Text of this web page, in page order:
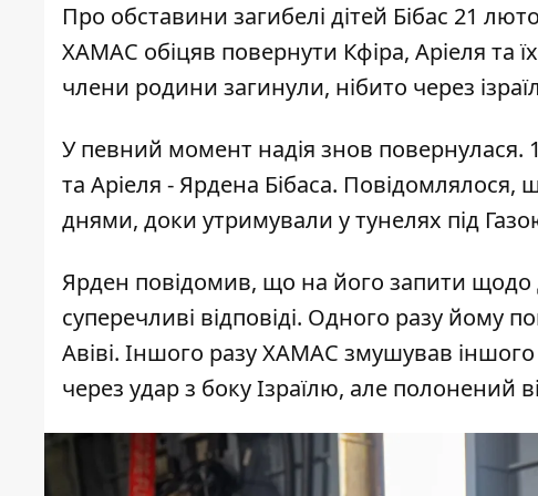
Про обставини загибелі дітей Бібас 21
ХАМАС обіцяв повернути Кфіра, Аріеля та
члени родини загинули, нібито через
У певний момент надія знов
та Аріеля - Ярдена Бібаса.
днями, доки утримували у тунелях під
Ярден повідомив, що на його запити щодо
суперечливі відповіді. Одного разу
Авіві. Іншого разу ХАМАС змушував
через удар з боку Ізраїлю, але полонений